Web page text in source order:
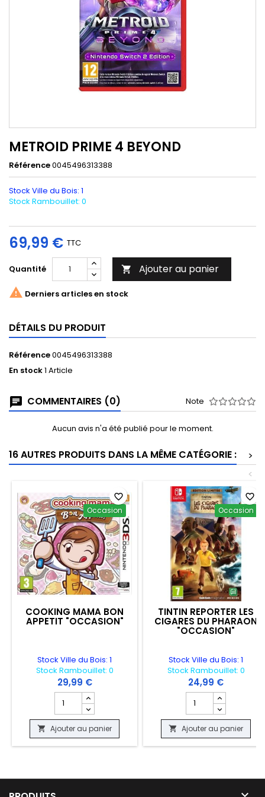
METROID PRIME 4 BEYOND
Référence0045496313388
Stock Ville du Bois: 1
Stock Rambouillet: 0
69,99 € TTC
Quantité  Ajouter au panier
 Derniers articles en stock
DÉTAILS DU PRODUIT
Référence0045496313388
En stock1 Article
COMMENTAIRES (0) Note
Aucun avis n'a été publié pour le moment.
16 AUTRES PRODUITS DANS LA MÊME CATÉGORIE :
>
<
Occasion
COOKING MAMA BON
APPETIT "OCCASION"
Stock Ville du Bois: 1
Stock Rambouillet: 0
29,99 €
Champ quantité du produit COOKING MAMA BON
 Ajouter au panier
favorite_border
Occasion
TINTIN REPORTER LES
CIGARES DU PHARAON
"OCCASION"
Stock Ville du Bois: 1
Stock Rambouillet: 0
24,99 €
Champ quantité du
 Ajouter au panier
favorite_border